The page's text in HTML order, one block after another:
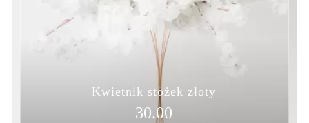
Kwietnik stożek złoty
30.00